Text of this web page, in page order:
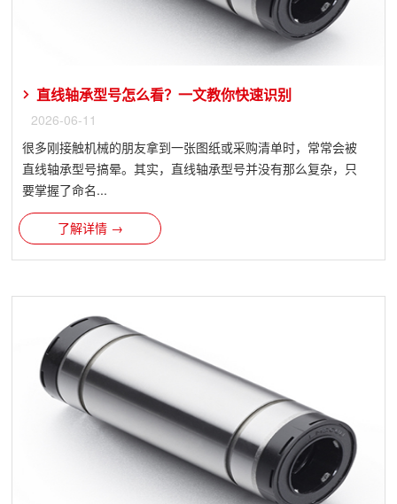
直线轴承型号怎么看？一文教你快速识别
2026-06-11
很多刚接触机械的朋友拿到一张图纸或采购清单时，常常会被
直线轴承型号搞晕。其实，直线轴承型号并没有那么复杂，只
要掌握了命名...
了解详情 →